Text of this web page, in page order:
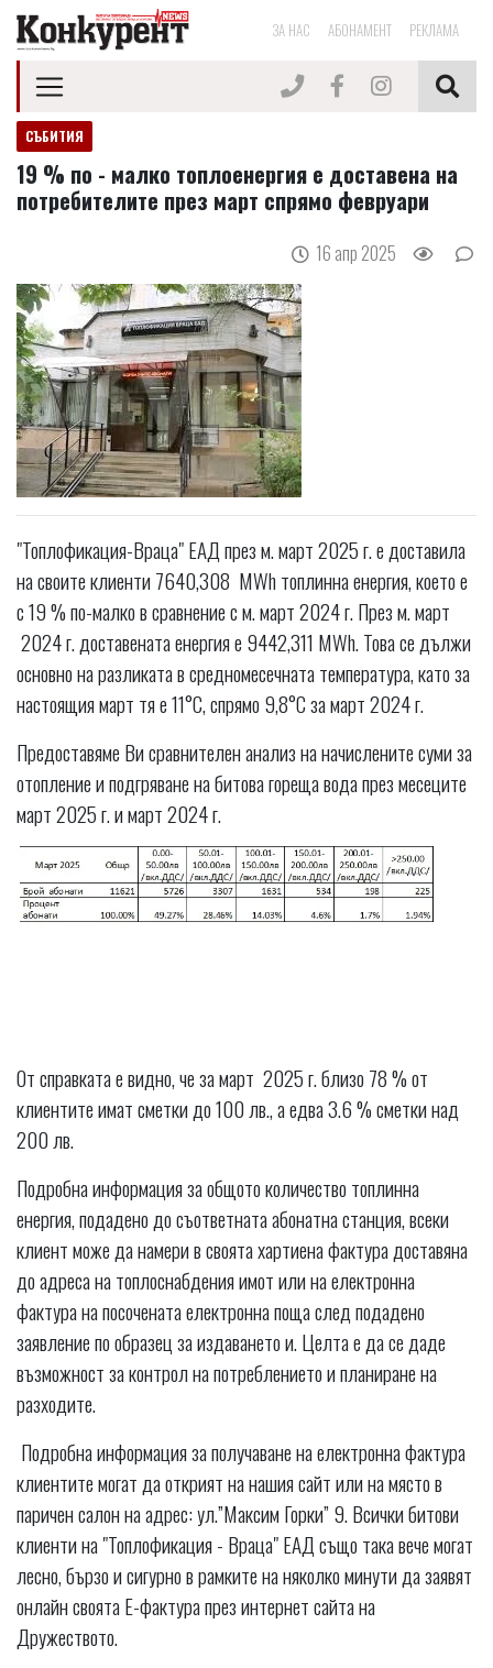
ЗА НАС АБОНАМЕНТ РЕКЛАМА
СЪБИТИЯ
19 % по - малко топлоенергия е доставена на
потребителите през март спрямо февруари
16 апр 2025
"Топлофикация-Враца" ЕАД през м. март 2025 г. е доставила
на своите клиенти 7640,308 MWh топлинна енергия, което е
с 19 % по-малко в сравнение с м. март 2024 г. През м. март
2024 г. доставената енергия е 9442,311 MWh. Това се дължи
основно на разликата в средномесечната температура, като за
настоящия март тя е 11°С, спрямо 9,8°С за март 2024 г.
Предоставяме Ви сравнителен анализ на начислените суми за
отопление и подгряване на битова гореща вода през месеците
март 2025 г. и март 2024 г.
От справката е видно, че за март 2025 г. близо 78 % от
клиентите имат сметки до 100 лв., а едва 3.6 % сметки над
200 лв.
Подробна информация за общото количество топлинна
енергия, подадено до съответната абонатна станция, всеки
клиент може да намери в своята хартиена фактура доставяна
до адреса на топлоснабдения имот или на електронна
фактура на посочената електронна поща след подадено
заявление по образец за издаването и. Целта е да се даде
възможност за контрол на потреблението и планиране на
разходите.
Подробна информация за получаване на електронна фактура
клиентите могат да открият на нашия сайт или на място в
паричен салон на адрес: ул.”Максим Горки” 9. Всички битови
клиенти на "Топлофикация - Враца" ЕАД също така вече могат
лесно, бързо и сигурно в рамките на няколко минути да заявят
онлайн своята Е-фактура през интернет сайта на
Дружеството.